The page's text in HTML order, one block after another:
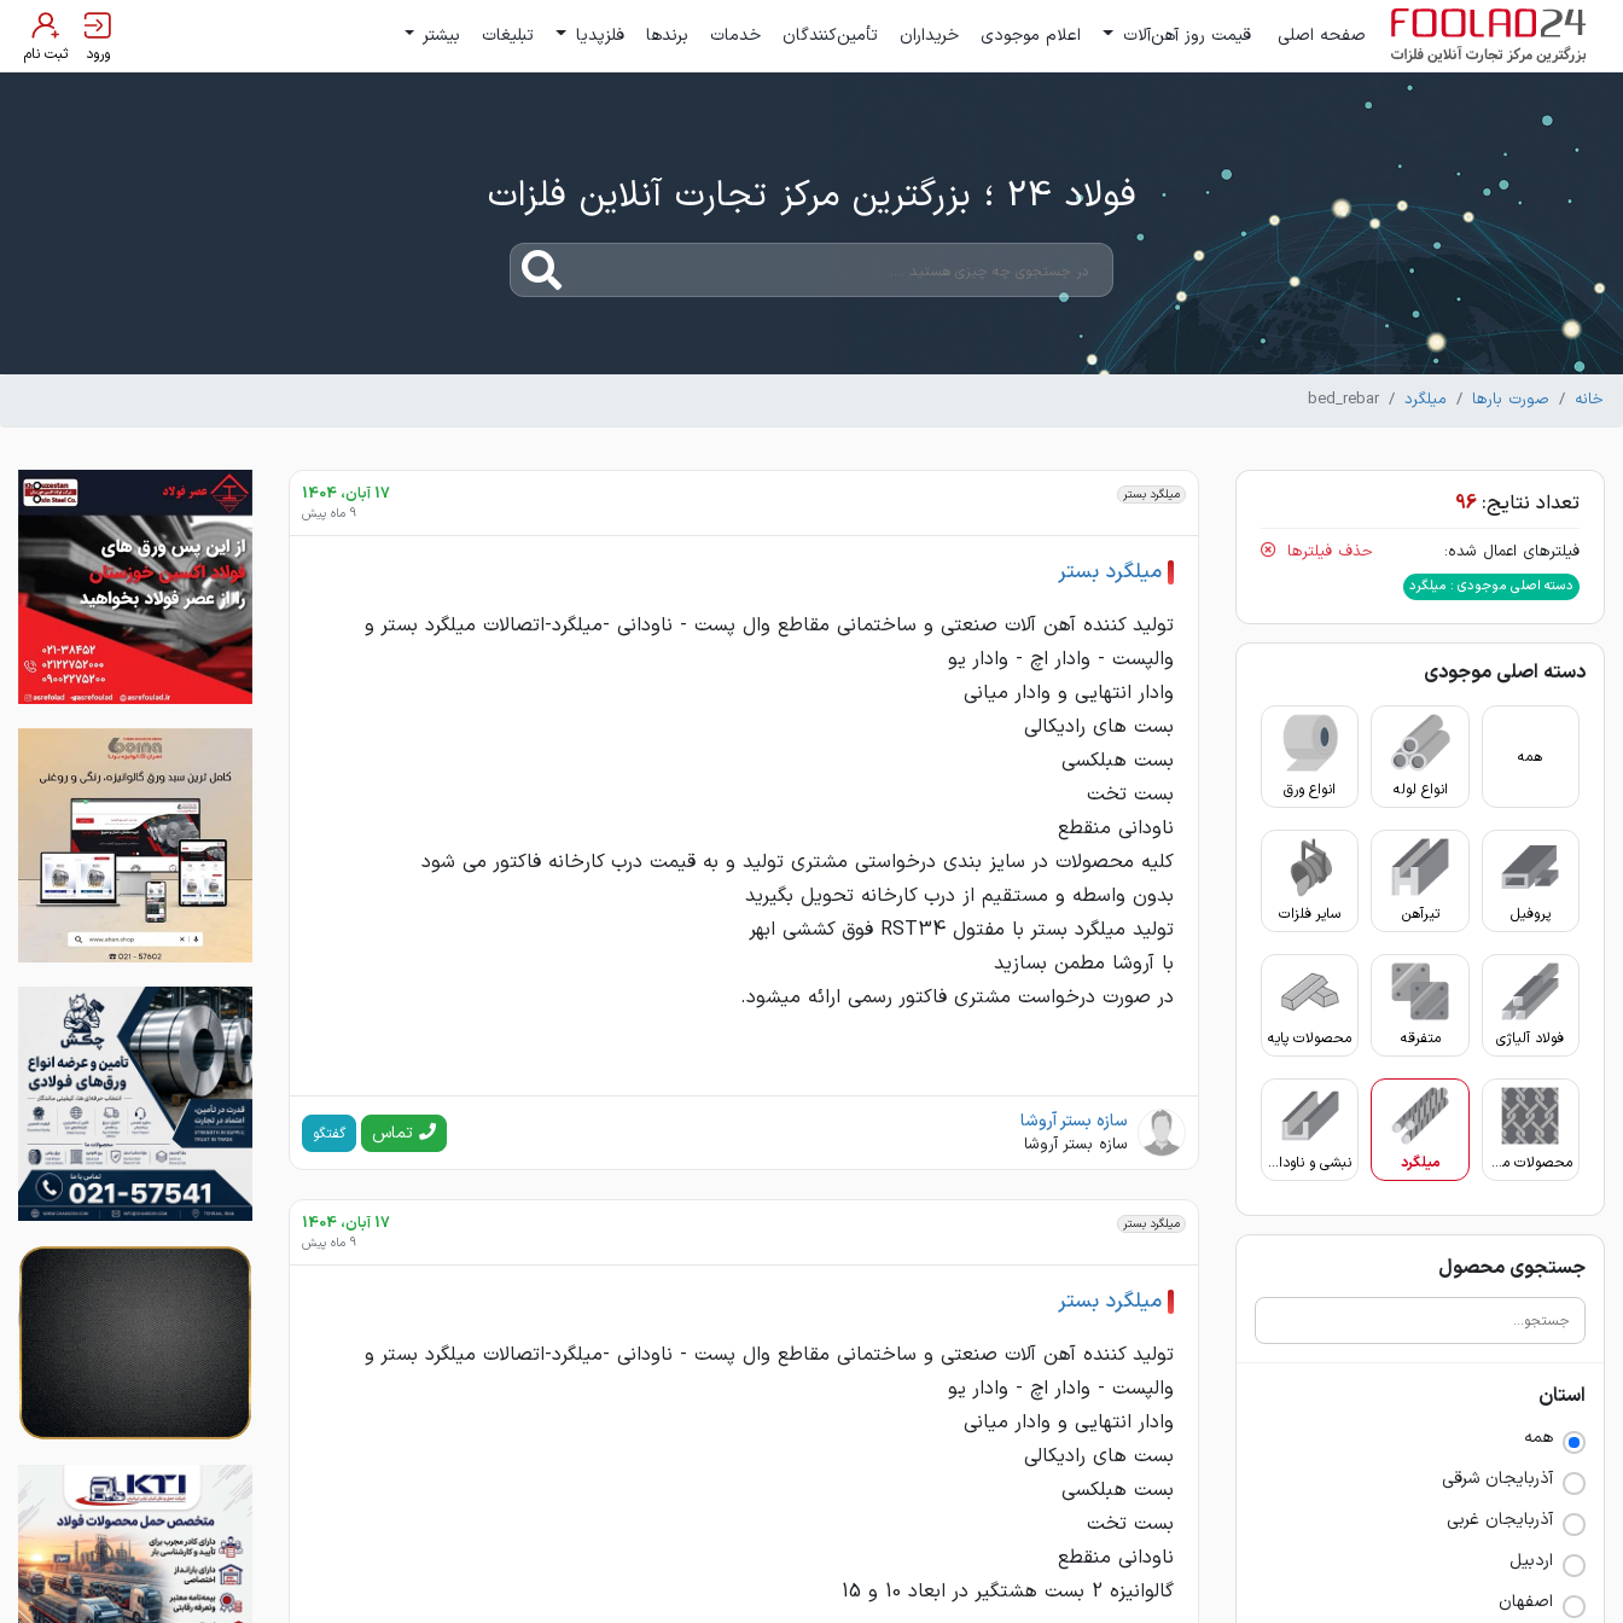
صفحه اصلی قیمت روز آهن‌آلات اعلام موجودی خریداران تأمین‌کنندگان خدمات برندها فلزپدیا تبلیغات بیشتر
ورود ثبت نام
فولاد 24 ؛ بزرگترین مرکز تجارت آنلاین فلزات
خانه صورت بارها میلگرد bed_rebar
تعداد نتایج: 96
فیلترهای اعمال شده: حذف فیلترها
دسته اصلی موجودی : میلگرد
دسته اصلی موجودی
همه
انواع لوله
انواع ورق
پروفیل تیرآهن سایر فلزات
فولاد آلیاژی متفرقه محصولات پایه
محصولات مفتولی میلگرد نبشی و ناودانی
جستجوی محصول
استان
همه
آذربايجان شرقي
آذربايجان غربي
اردبيل
اصفهان
میلگرد بستر 17 آبان، 1404
9 ماه پیش
میلگرد بستر
تولید کننده آهن آلات صنعتی و ساختمانی مقاطع وال پست - ناودانی -میلگرد-اتصالات میلگرد بستر و
در صورت درخواست مشتری فاکتور رسمی ارائه میشود.
سازه بستر آروشا
سازه بستر آروشا تماس گفتگو
میلگرد بستر 17 آبان، 1404
9 ماه پیش
میلگرد بستر
تولید کننده آهن آلات صنعتی و ساختمانی مقاطع وال پست - ناودانی -میلگرد-اتصالات میلگرد بستر و